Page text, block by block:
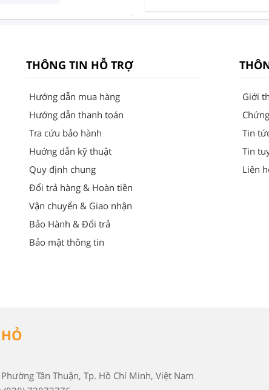
THÔNG TIN HỖ TRỢ
Hướng dẫn mua hàng
Hướng dẫn thanh toán
Tra cứu bảo hành
Huớng dẫn kỹ thuật
Quy định chung
Đổi trả hàng & Hoàn tiền
Vận chuyển & Giao nhận
Bảo Hành & Đổi trả
Bảo mật thông tin
Giới
Tin
Tin
Liên
Tân Thuận, Tp. Hồ Chí Minh, Việt Nam